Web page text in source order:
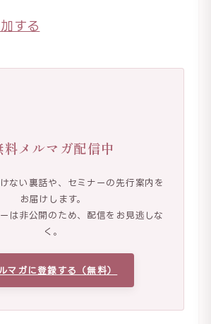
する
料メルマガ配信中
ない裏話や、セミナーの先行案内を
お届けします。
は非公開のため、配信をお見逃しな
く。
マガに登録する（無料）